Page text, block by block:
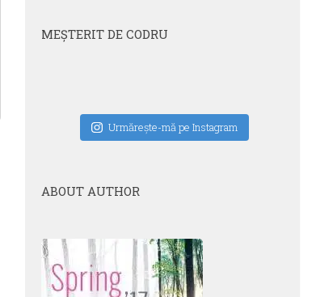
MEŞTERIT DE CODRU
Urmăreşte-mă pe Instagram
ABOUT AUTHOR